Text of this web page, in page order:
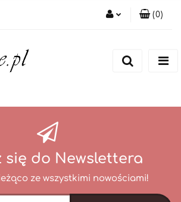
(0)
się do Newslettera
ze wszystkimi nowościami!